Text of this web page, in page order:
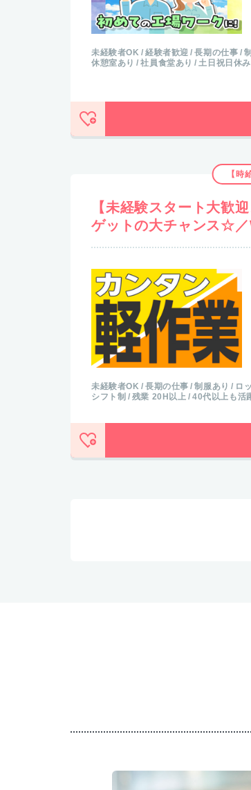
未経験者OK 経験者歓迎 長期の仕事
休憩室あり
社員食堂あり 土日祝日休み
【時
【未経験スタート大歓
ゲットの大チャンス☆
未経験者OK 長期の仕事 制服あり ロ
シフト制
残業 20H以上 40代以上も活